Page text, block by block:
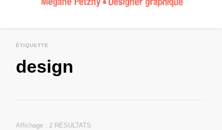
ÉTIQUETTE
design
Affichage : 2 RÉSULTATS